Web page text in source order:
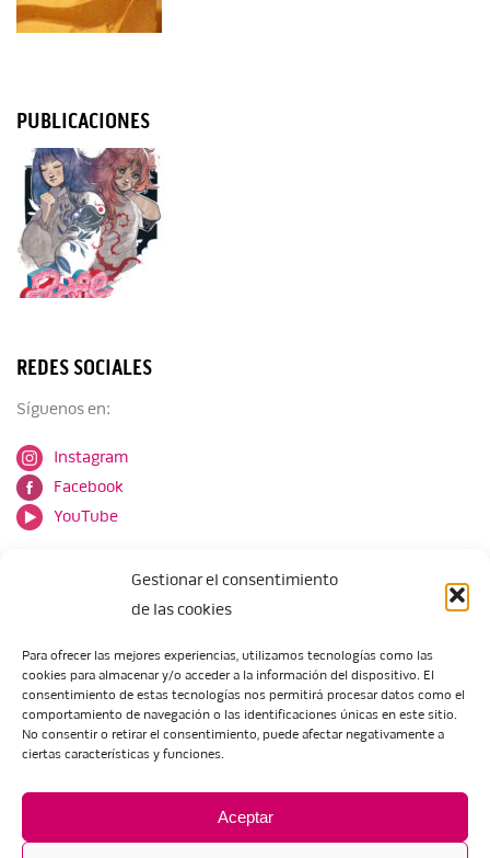
Gestionar el consentimiento
de las cookies
Para ofrecer las mejores experiencias, utilizamos tecnologías como las
cookies para almacenar y/o acceder a la información del dispositivo. El
consentimiento de estas tecnologías nos permitirá procesar datos como el
comportamiento de navegación o las identificaciones únicas en este sitio.
No consentir o retirar el consentimiento, puede afectar negativamente a
ciertas características y funciones.
Aceptar
PUBLICACIONES
REDES SOCIALES
Síguenos en:
Instagram
Facebook
YouTube
Escuela de Arte de Zaragoza
María Zambrano, 5
50018 Zaragoza
eartezaragoza@educa.aragon.es